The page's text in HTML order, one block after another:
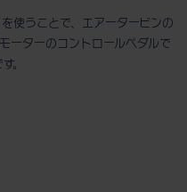
使うことで、エアータービンの
ーターのコントロールペダルで
。